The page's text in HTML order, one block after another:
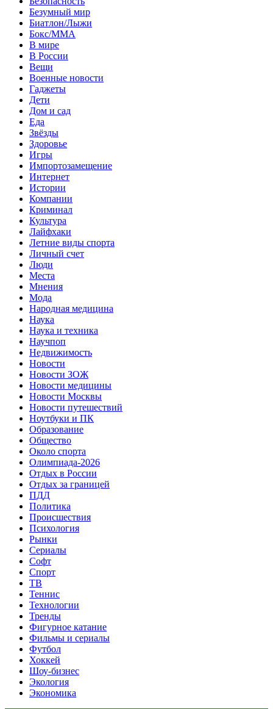
Безумный мир
Биатлон/Лыжи
Бокс/MMA
В мире
В России
Вещи
Военные новости
Гаджеты
Дети
Дом и сад
Еда
Звёзды
Здоровье
Игры
Импортозамещение
Интернет
Истории
Компании
Криминал
Культура
Лайфхаки
Летние виды спорта
Личный счет
Люди
Места
Мнения
Мода
Народная медицина
Наука
Наука и техника
Научпоп
Недвижимость
Новости
Новости ЗОЖ
Новости медицины
Новости Москвы
Новости путешествий
Ноутбуки и ПК
Образование
Общество
Около спорта
Олимпиада-2026
Отдых в России
Отдых за границей
ПДД
Политика
Происшествия
Психология
Рынки
Сериалы
Софт
Спорт
ТВ
Теннис
Технологии
Тренды
Фигурное катание
Фильмы и сериалы
Футбол
Хоккей
Шоу-бизнес
Экология
Экономика